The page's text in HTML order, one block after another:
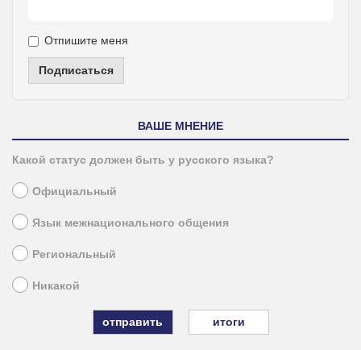
Отпишите меня
Подписаться
ВАШЕ МНЕНИЕ
Какой статус должен быть у русского языка?
Официальный
Язык межнационального общения
Региональный
Никакой
итоги